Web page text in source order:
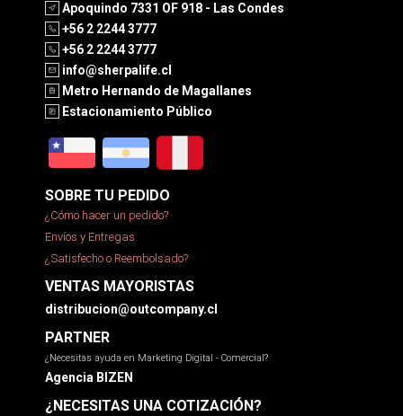
Apoquindo 7331 OF 918 - Las Condes
+56 2 2244 3777
+56 2 2244 3777
info@sherpalife.cl
Metro Hernando de Magallanes
Estacionamiento Público
SOBRE TU PEDIDO
¿Cómo hacer un pedido?
Envíos y Entregas
¿Satisfecho o Reembolsado?
VENTAS MAYORISTAS
distribucion@outcompany.cl
PARTNER
¿Necesitas ayuda en Marketing Digital - Comercial?
Agencia BIZEN
¿NECESITAS UNA COTIZACIÓN?